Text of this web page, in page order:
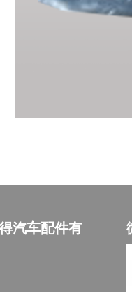
汽车配件有